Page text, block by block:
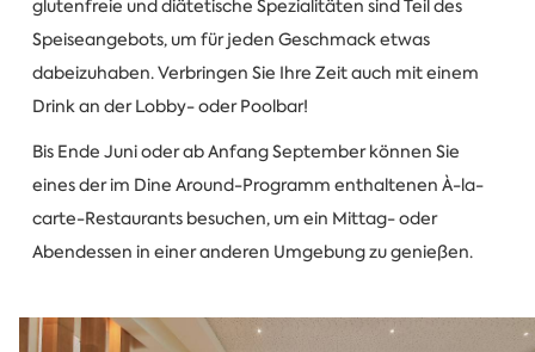
glutenfreie und diätetische Spezialitäten sind Teil des
Speiseangebots, um für jeden Geschmack etwas
dabeizuhaben. Verbringen Sie Ihre Zeit auch mit einem
Drink an der Lobby- oder Poolbar!
Bis Ende Juni oder ab Anfang September können Sie
eines der im Dine Around-Programm enthaltenen À-la-
carte-Restaurants besuchen, um ein Mittag- oder
Abendessen in einer anderen Umgebung zu genießen.